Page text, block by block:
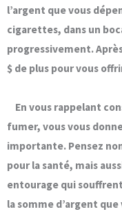
l’argent que vous
cigarettes, dans un
progressivement.
$ de plus pour vous
En vous rappelant
fumer, vous vous
importante. Pensez
pour la santé, mais
entourage qui
la somme d’argent